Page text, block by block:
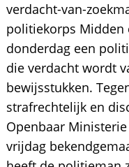
verdacht-van-
politiekorps Midden
donderdag een
die verdacht wordt
bewijsstukken.
strafrechtelijk en
Openbaar
vrijdag